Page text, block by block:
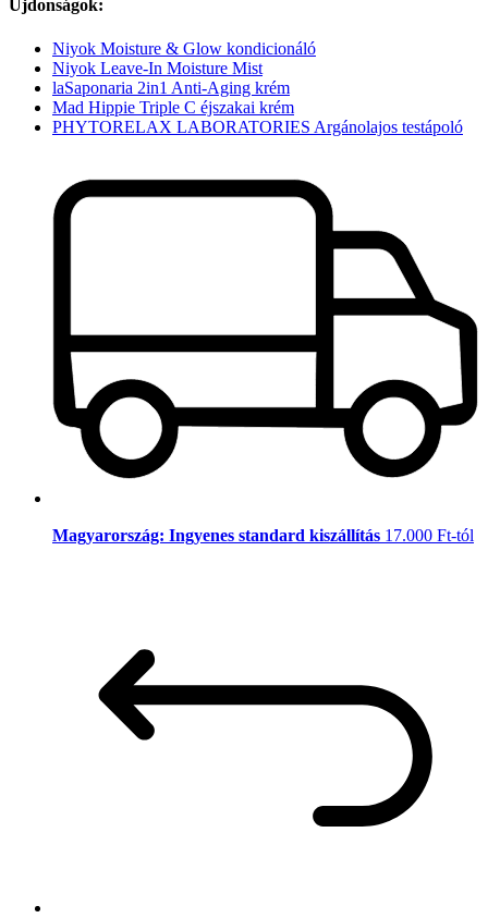
Újdonságok:
Niyok Moisture & Glow kondicionáló
Niyok Leave-In Moisture Mist
laSaponaria 2in1 Anti-Aging krém
Mad Hippie Triple C éjszakai krém
PHYTORELAX LABORATORIES Argánolajos testápoló
Magyarország: Ingyenes standard kiszállítás 17.000 Ft-tól